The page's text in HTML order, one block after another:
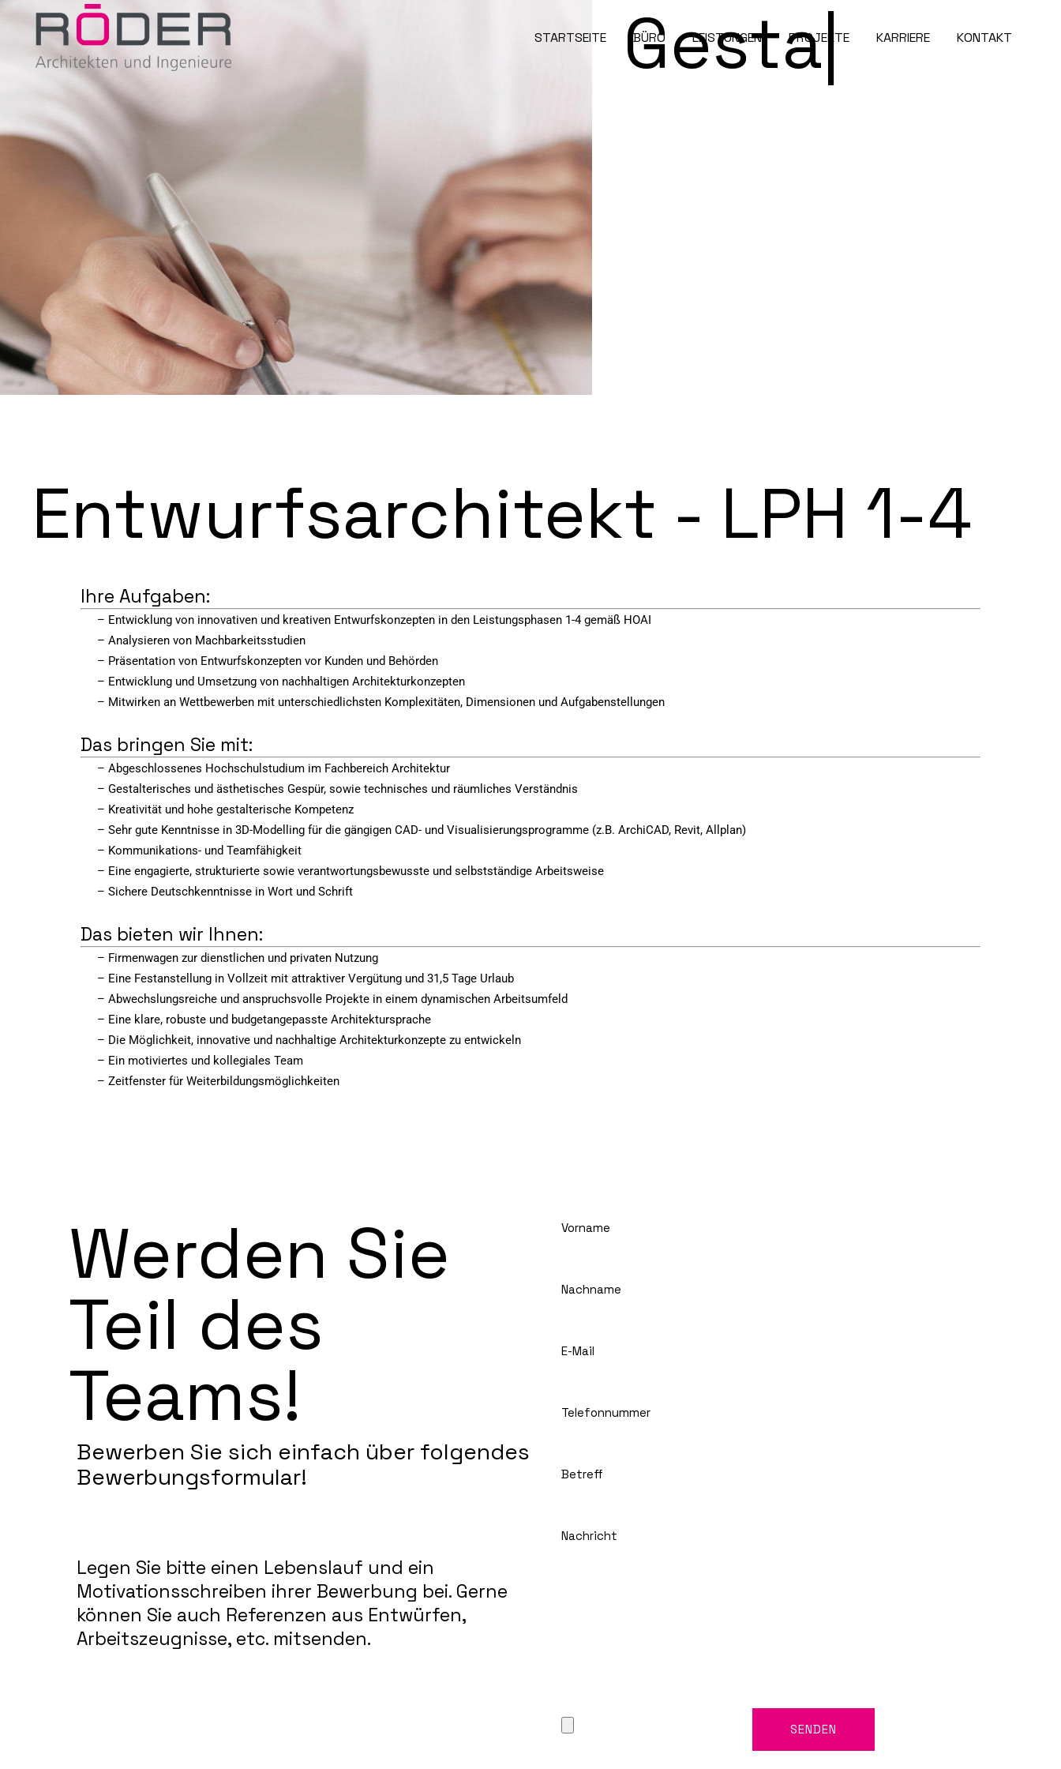
STARTSEITE BÜRO LEISTUNGEN PROJEKTE KARRIERE KONTAKT
Gestalten.|
Entwurfsarchitekt - LPH 1-4
Ihre Aufgaben:
– Entwicklung von innovativen und kreativen Entwurfskonzepten in den Leistungsphasen 1-4 gemäß HOAI
– Analysieren von Machbarkeitsstudien
– Präsentation von Entwurfskonzepten vor Kunden und Behörden
– Entwicklung und Umsetzung von nachhaltigen Architekturkonzepten
– Mitwirken an Wettbewerben mit unterschiedlichsten Komplexitäten, Dimensionen und Aufgabenstellungen
Das bringen Sie mit:
– Abgeschlossenes Hochschulstudium im Fachbereich Architektur
– Gestalterisches und ästhetisches Gespür, sowie technisches und räumliches Verständnis
– Kreativität und hohe gestalterische Kompetenz
– Sehr gute Kenntnisse in 3D-Modelling für die gängigen CAD- und Visualisierungsprogramme (z.B. ArchiCAD, Revit, Allplan)
– Kommunikations- und Teamfähigkeit
– Eine engagierte, strukturierte sowie verantwortungsbewusste und selbstständige Arbeitsweise
– Sichere Deutschkenntnisse in Wort und Schrift
Das bieten wir Ihnen:
– Firmenwagen zur dienstlichen und privaten Nutzung
– Eine Festanstellung in Vollzeit mit attraktiver Vergütung und 31,5 Tage Urlaub
– Abwechslungsreiche und anspruchsvolle Projekte in einem dynamischen Arbeitsumfeld
– Eine klare, robuste und budgetangepasste Architektursprache
– Die Möglichkeit, innovative und nachhaltige Architekturkonzepte zu entwickeln
– Ein motiviertes und kollegiales Team
– Zeitfenster für Weiterbildungsmöglichkeiten
Werden Sie
Teil des
Teams!
Bewerben Sie sich einfach über folgendes
Bewerbungsformular!
Legen Sie bitte einen Lebenslauf und ein
Motivationsschreiben ihrer Bewerbung bei. Gerne
können Sie auch Referenzen aus Entwürfen,
Arbeitszeugnisse, etc. mitsenden.
Vorname
Nachname
Please leave this field empty.
E-Mail
Telefonnummer
Betreff
Nachricht